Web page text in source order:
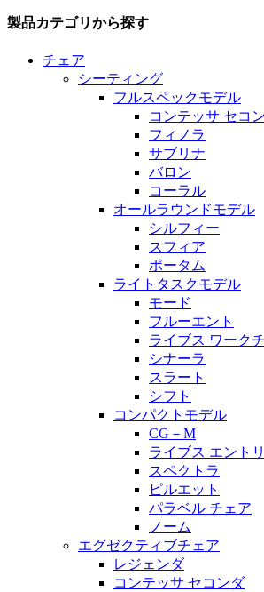
製品カテゴリから探す
チェア
シーティング
フルスペックモデル
コンテッサ セコ
フィノラ
サブリナ
バロン
コーラル
オールラウンドモデル
シルフィー
スフィア
ポータム
ライトタスクモデル
モード
フルーエント
ライブス ワーク
シナーラ
スラート
シフト
コンパクトモデル
CG－M
ライブス エント
スペクトラ
ピルエット
パラベル チェア
ノーム
エグゼクティブチェア
レジェンダ
コンテッサ セコンダ